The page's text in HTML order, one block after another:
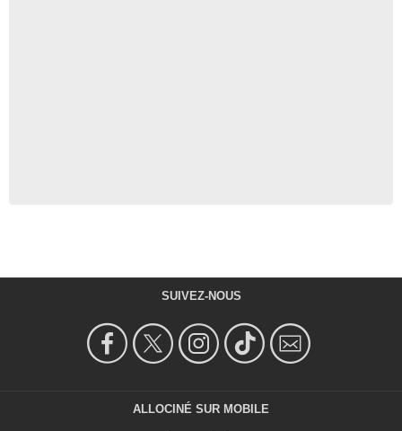
SUIVEZ-NOUS
ALLOCINÉ SUR MOBILE